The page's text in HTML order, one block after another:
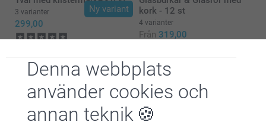
Denna webbplats
använder cookies och
annan teknik
Ny variant
3 varianter
299,00
kork - 12 st
4 varianter
Från 319,00